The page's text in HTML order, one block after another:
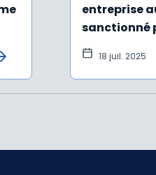
entreprise
sanctionné
18 juil. 2025